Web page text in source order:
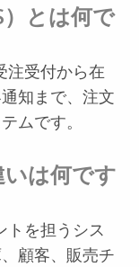
とは何で
注受付から在
知まで、注文
ムです。
は何です
トを担うシス
顧客、販売チ